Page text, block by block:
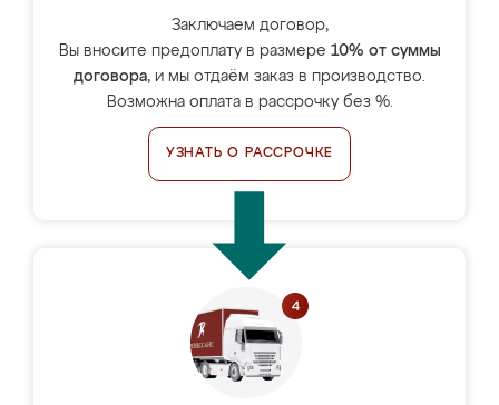
Заключаем договор,
Вы вносите предоплату в размере 10% от суммы
договора, и мы отдаём заказ в производство.
Возможна оплата в рассрочку без %.
УЗНАТЬ О РАССРОЧКЕ